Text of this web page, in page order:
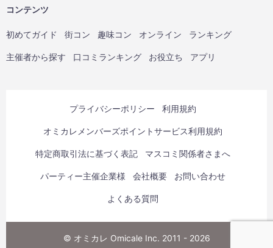
コンテンツ
初めてガイド 街コン 趣味コン オンライン ランキング
主催者から探す 口コミランキング お役立ち アプリ
プライバシーポリシー 利用規約
オミカレメンバーズポイントサービス利用規約
特定商取引法に基づく表記 マスコミ関係者さまへ
パーティー主催企業様 会社概要 お問い合わせ
よくある質問
© オミカレ Omicale Inc. 2011 - 2026